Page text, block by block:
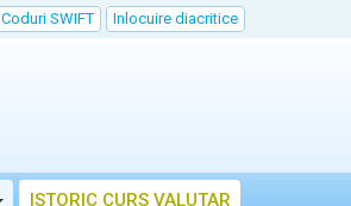
Coduri SWIFT Inlocuire diacritice
Toggle Dropdown
ISTORIC CURS VALUTAR